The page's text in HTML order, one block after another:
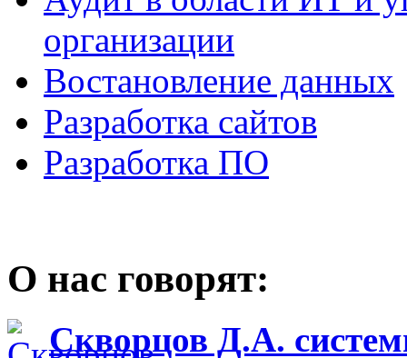
организации
Востановление данных
Разработка сайтов
Разработка ПО
О нас говорят:
Скворцов Д.А.